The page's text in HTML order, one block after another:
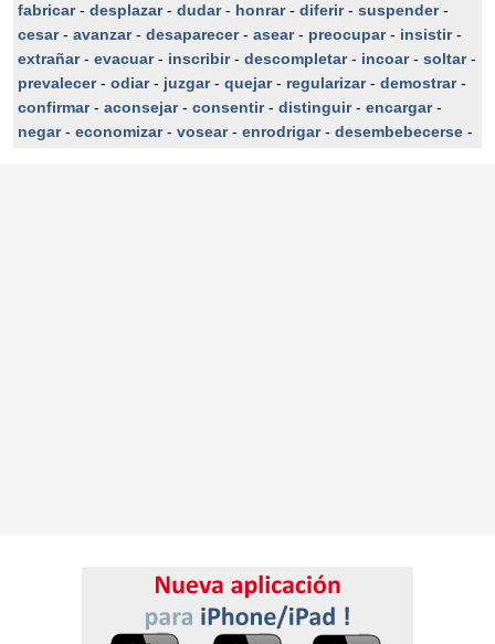
fabricar- desplazar- dudar- honrar- diferir- suspender-
cesar- avanzar- desaparecer- asear- preocupar- insistir-
extrañar- evacuar- inscribir- descompletar- incoar- soltar-
prevalecer- odiar- juzgar- quejar- regularizar- demostrar-
confirmar- aconsejar- consentir- distinguir- encargar-
negar- economizar- vosear- enrodrigar- desembebecerse -